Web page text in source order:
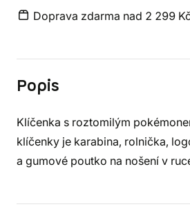
Doprava zdarma nad 2 299
Popis
Klíčenka s roztomilým
klíčenky je karabina, rolnička,
a gumové poutko na nošení v